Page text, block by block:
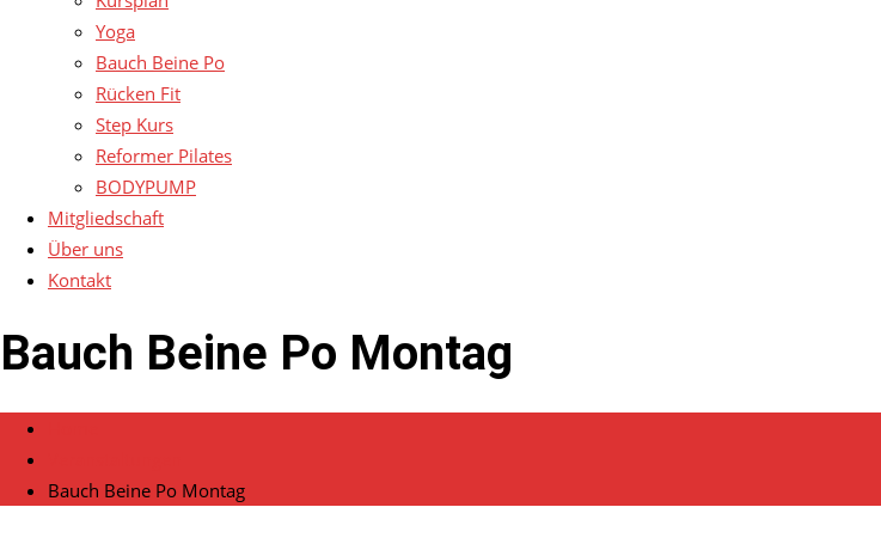
Yoga
Bauch Beine Po
Rücken Fit
Step Kurs
Reformer Pilates
BODYPUMP
Mitgliedschaft
Über uns
Kontakt
Bauch Beine Po Montag
Bauch Beine Po Montag